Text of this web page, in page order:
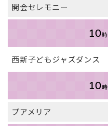
開会セレモニー
10時
西新子どもジャズダンス
10時
プアメリア